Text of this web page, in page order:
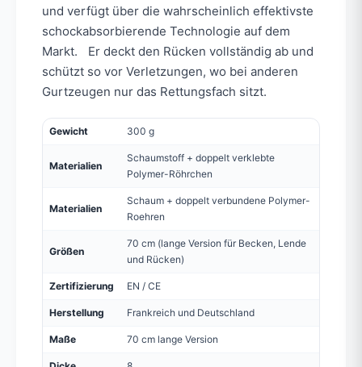
und verfügt über die wahrscheinlich effektivste
schockabsorbierende Technologie auf dem
Markt. Er deckt den Rücken vollständig ab und
schützt so vor Verletzungen, wo bei anderen
Gurtzeugen nur das Rettungsfach sitzt.
Gewicht 300 g
Materialien
Schaumstoff + doppelt verklebte
Polymer-Röhrchen
Materialien
Schaum + doppelt verbundene Polymer-
Roehren
Größen
70 cm (lange Version für Becken, Lende
und Rücken)
Zertifizierung EN / CE
Herstellung Frankreich und Deutschland
Maße 70 cm lange Version